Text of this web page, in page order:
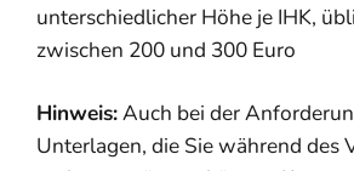
unterschiedlicher Höhe je IHK,
zwischen 200 und 300 Euro
Hinweis:Auch bei der
Unterlagen, die Sie während des